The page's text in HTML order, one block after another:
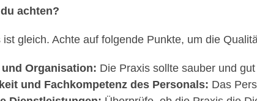
achten?
gleich. Achte auf folgende Punkte, um die
Organisation: Die Praxis sollte sauber und
und Fachkompetenz des Personals: Das